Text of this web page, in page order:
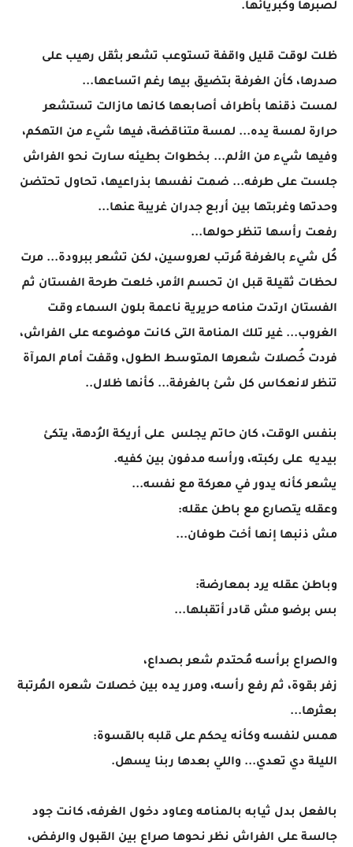
لصبرها وكبريائها.
ظلت لوقت قليل واقفة تستوعب تشعر بثقل رهيب على
صدرها، كأن الغرفة بتضيق بيها رغم اتساعها...
لمست ذقنها بأطراف أصابعها كانها مازالت تستشعر
حرارة لمسة يده... لمسة متناقضة، فيها شيء من التهكم،
وفيها شيء من الألم... بخطوات بطيئه سارت نحو الفراش
جلست على طرفه... ضمت نفسها بذراعيها، تحاول تحتضن
وحدتها وغربتها بين أربع جدران غريبة عنها...
رفعت رأسها تنظر حولها...
كُل شيء بالغرفة مُرتب لعروسين، لكن تشعر ببرودة... مرت
لحظات ثقيلة قبل ان تحسم الأمر، خلعت طرحة الفستان ثم
الفستان ارتدت منامه حريرية ناعمة بلون السماء وقت
الغروب... غير تلك المنامة التى كانت موضوعه على الفراش،
فردت خُصلات شعرها المتوسط الطول، وقفت أمام المرآة
تنظر لانعكاس كل شئ بالغرفة... كأنها ظلال..
بنفس الوقت، كان حاتم يجلس على أريكة الرُدهة، يتكئ
بيديه على ركبته، ورأسه مدفون بين كفيه.
يشعر كأنه يدور في معركة مع نفسه...
وعقله يتصارع مع باطن عقله:
مش ذنبها إنها أخت طوفان...
وباطن عقله يرد بمعارضة:
بس برضو مش قادر أتقبلها...
والصراع برأسه مُحتدم شعر بصداع،
زفر بقوة، ثم رفع رأسه، ومرر يده بين خصلات شعره المُرتبة
بعثرها...
همس لنفسه وكأنه يحكم على قلبه بالقسوة:
الليلة دي تعدي... واللي بعدها ربنا يسهل.
بالفعل بدل ثيابه بالمنامه وعاود دخول الغرفه، كانت جود
جالسة على الفراش نظر نحوها صراع بين القبول والرفض،